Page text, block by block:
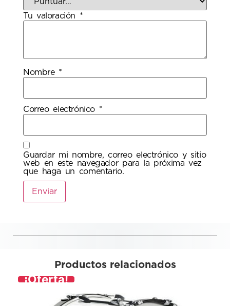
Tu valoración *
Nombre *
Correo electrónico *
Guardar mi nombre, correo electrónico y sitio
web en este navegador para la próxima vez
que haga un comentario.
Productos relacionados
¡Oferta!